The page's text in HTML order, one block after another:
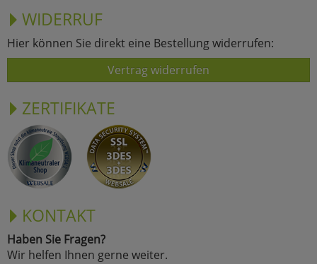
WIDERRUF
Hier können Sie direkt eine Bestellung widerrufen:
Vertrag widerrufen
ZERTIFIKATE
KONTAKT
Haben Sie Fragen?
Wir helfen Ihnen gerne weiter.